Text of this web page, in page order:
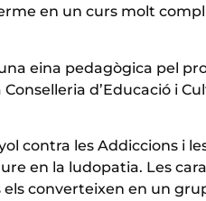
en un curs molt
una eina pedagògica pel
d’Educació i
contra les Addiccions i
en la ludopatia. Les
els converteixen en un